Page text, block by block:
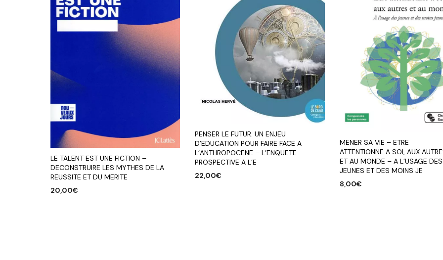
LE TALENT EST UNE FICTION –
DECONSTRUIRE LES MYTHES DE LA
REUSSITE ET DU MERITE
20,00€
PENSER LE FUTUR. UN ENJEU
D’EDUCATION POUR FAIRE FACE A
L’ANTHROPOCENE – L’ENQUETE
PROSPECTIVE A L’E
22,00€
MENER SA VIE – ETRE
ATTENTIONNE A SOI, AUX
ET AU MONDE – A L’USAGE DES
JEUNES ET DES MOINS JE
8,00€